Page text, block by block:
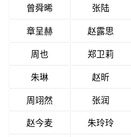
曾舜晞
张陆
章呈赫
赵露思
周也
郑卫莉
朱琳
赵昕
周翊然
张润
赵今麦
朱玲玲